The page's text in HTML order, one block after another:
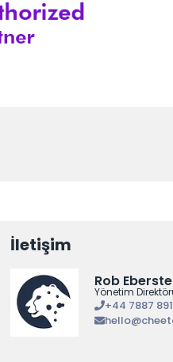
İletişim
Rob
Yönetim
+44 7887